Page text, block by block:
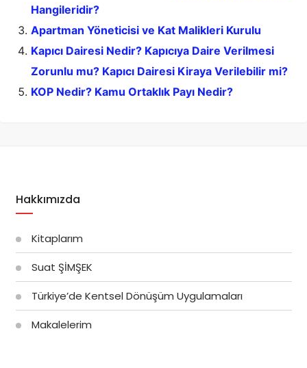
Hangileridir?
Apartman Yöneticisi ve Kat Malikleri Kurulu
Kapıcı Dairesi Nedir? Kapıcıya Daire Verilmesi
Zorunlu mu? Kapıcı Dairesi Kiraya Verilebilir mi?
KOP Nedir? Kamu Ortaklık Payı Nedir?
Hakkımızda
Kitaplarım
Suat ŞİMŞEK
Türkiye’de Kentsel Dönüşüm Uygulamaları
Makalelerim